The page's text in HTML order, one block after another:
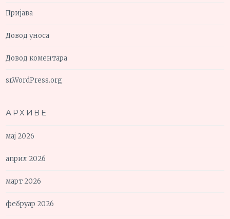
Пријава
Довод уноса
Довод коментара
sr.WordPress.org
АРХИВЕ
мај 2026
април 2026
март 2026
фебруар 2026